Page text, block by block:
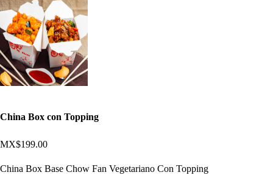
China Box con Topping
MX$199.00
China Box Base Chow Fan Vegetariano Con Topping